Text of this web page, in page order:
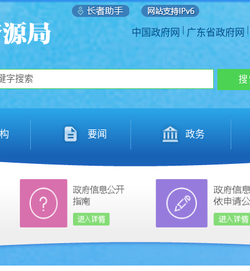
中国政府网 | 广东省政府网 |
要闻 政务